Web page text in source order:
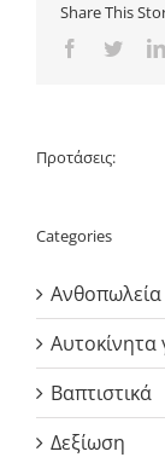
Share This
Facebook
Twitter
Προτάσεις:
Categories
Ανθοπωλεία
Αυτοκίνητα
Βαπτιστικά
Δεξίωση